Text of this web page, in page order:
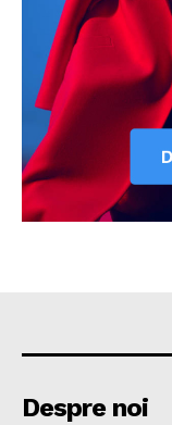
Despre noi